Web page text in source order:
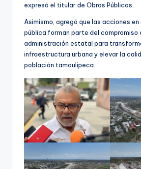
expresó el titular de Obras Públicas.
Asimismo, agregó que las acciones
pública forman parte del compromiso
administración estatal para
infraestructura urbana y elevar la
población tamaulipeca.